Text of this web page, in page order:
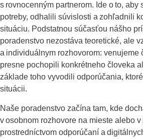
s rovnocenným partnerom. Ide o to, aby
potreby, odhalili súvislosti a zohľadnili
situáciu. Podstatnou súčasťou nášho
poradenstvo nezostáva teoretické, ale
a individuálnym rozhovorom: venujeme
presne pochopili konkrétneho človeka
základe toho vyvodili odporúčania,
situácii.
Naše poradenstvo začína tam, kde
v osobnom rozhovore na mieste alebo
prostredníctvom odporúčaní a